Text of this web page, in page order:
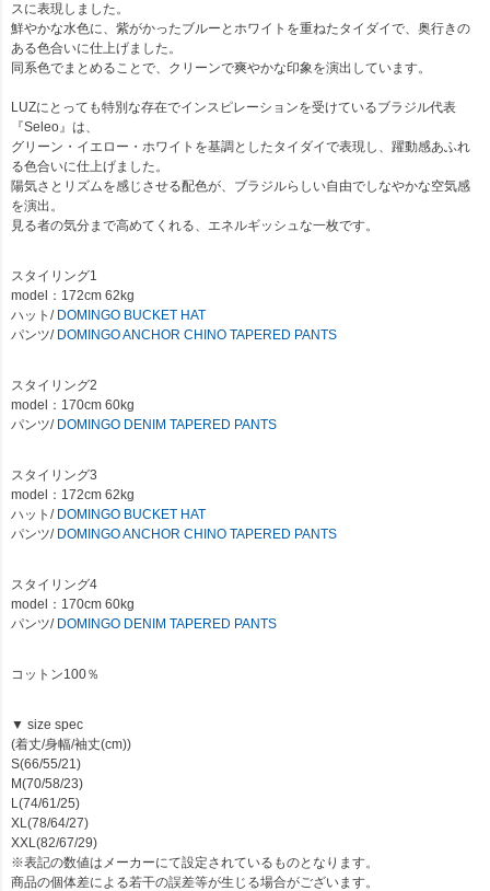
スに表現しました。
鮮やかな水色に、紫がかったブルーとホワイトを重ねたタイダイで、奥行きの
ある色合いに仕上げました。
同系色でまとめることで、クリーンで爽やかな印象を演出しています。
LUZにとっても特別な存在でインスピレーションを受けているブラジル代表
『Seleo』は、
グリーン・イエロー・ホワイトを基調としたタイダイで表現し、躍動感あふれ
る色合いに仕上げました。
陽気さとリズムを感じさせる配色が、ブラジルらしい自由でしなやかな空気感
を演出。
見る者の気分まで高めてくれる、エネルギッシュな一枚です。
スタイリング1
model：172cm 62kg
ハット/DOMINGO BUCKET HAT
パンツ/DOMINGO ANCHOR CHINO TAPERED PANTS
スタイリング2
model：170cm 60kg
パンツ/DOMINGO DENIM TAPERED PANTS
スタイリング3
model：172cm 62kg
ハット/DOMINGO BUCKET HAT
パンツ/DOMINGO ANCHOR CHINO TAPERED PANTS
スタイリング4
model：170cm 60kg
パンツ/DOMINGO DENIM TAPERED PANTS
コットン100％
▼ size spec
(着丈/身幅/袖丈(cm))
S(66/55/21)
M(70/58/23)
L(74/61/25)
XL(78/64/27)
XXL(82/67/29)
※表記の数値はメーカーにて設定されているものとなります。
商品の個体差による若干の誤差等が生じる場合がございます。